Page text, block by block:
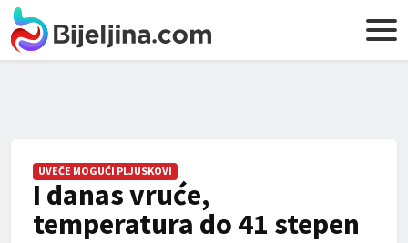
UVEČE MOGUĆI PLJUSKOVI
I danas vruće,
temperatura do 41 stepen